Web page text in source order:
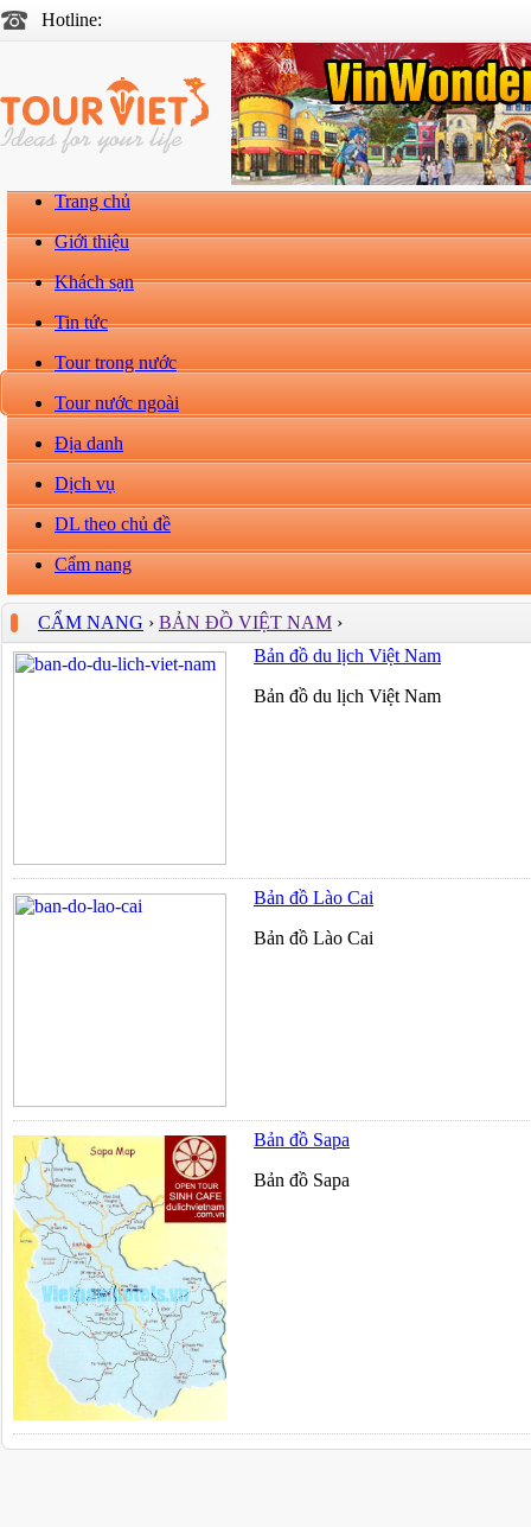
Hotline:
Trang chủ
Giới thiệu
Khách sạn
Tin tức
Tour trong nước
Tour nước ngoài
Địa danh
Dịch vụ
DL theo chủ đề
Cẩm nang
CẨM NANG › BẢN ĐỒ VIỆT NAM ›
Bản đồ du lịch Việt Nam
Bản đồ du lịch Việt Nam
Bản đồ Lào Cai
Bản đồ Lào Cai
Bản đồ Sapa
Bản đồ Sapa